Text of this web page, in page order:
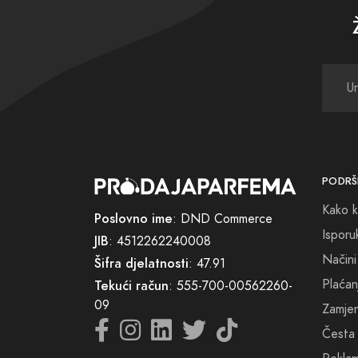
U
Poslovno ime: DND Commerce
JIB: 4512262240008
Šifra djelatnosti: 47.91
Tekući račun: 555-700-00562260-
09
Kako
Česta